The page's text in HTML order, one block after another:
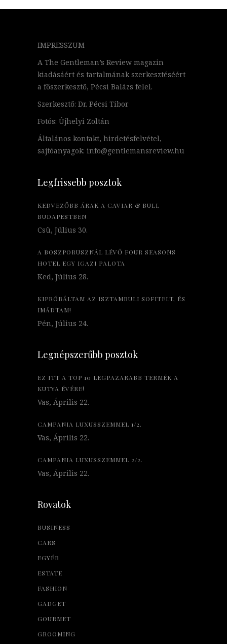
IMPRESSZUM
A The Gentleman’s Review magazin
kiadásáért és tartalmának szerkesztéséért
a főszerkesztő, Pécsi Balázs felel.
Szerkesztő: Dr. Pécsi Tibor
Fotós: Újhelyi Zoltán
Általános kontakt, hirdetésfelvétel,
sajtóanyagok: info@gentlemansreview.hu
Legfrissebb posztok
KEDVEZŐBB ÁRAK A CAVIAR & BULL
BUDAPESTBEN
Csü, Július 30.
A BOSZPORUSZNÁL LÉVŐ FOUR SEASONS
HOTEL EGY IGAZI PALOTA
Ked, Július 28.
KIPRÓBÁLTAM AZ ISZTAMBULI SOFITELT, ÉS
IMÁDTAM!
Pén, Július 24.
Legnépszerűbb posztok
EZ ITT A TOP 10 LEGPAZARABB TERMÉK A
KUTYA ÉVÉRE!
Vas, Április 22.
CAMPANIA LUXUSSZEMMEL 1/2.
Vas, Április 22.
CAMPANIA LUXUSSZEMMEL 2/2.
Vas, Április 22.
Rovatok
BUSINESS
CARS
EGYÉB
ESTATE
FASHION
GADGET
GOURMET
GROOMING